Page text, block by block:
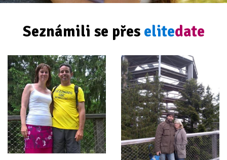
Seznámili se přes elitedate